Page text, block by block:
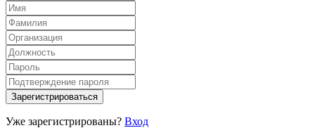
Уже зарегистрированы? Вход